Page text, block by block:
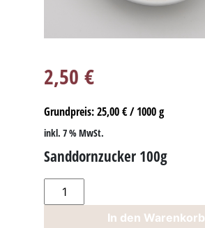
2,50 €
Grundpreis:25,00€/1000g
inkl. 7 % MwSt.
Sanddornzucker 100g
Sanddornzucker
100g
In den Warenkorb